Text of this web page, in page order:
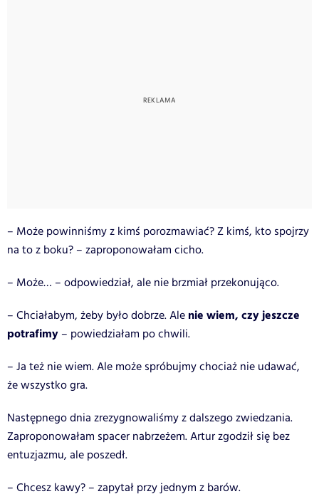
– Może powinniśmy z kimś porozmawiać? Z kimś, kto spojrzy
na to z boku? – zaproponowałam cicho.
– Może… – odpowiedział, ale nie brzmiał przekonująco.
– Chciałabym, żeby było dobrze. Ale nie wiem, czy jeszcze
potrafimy – powiedziałam po chwili.
– Ja też nie wiem. Ale może spróbujmy chociaż nie udawać,
że wszystko gra.
Następnego dnia zrezygnowaliśmy z dalszego zwiedzania.
Zaproponowałam spacer nabrzeżem. Artur zgodził się bez
entuzjazmu, ale poszedł.
– Chcesz kawy? – zapytał przy jednym z barów.